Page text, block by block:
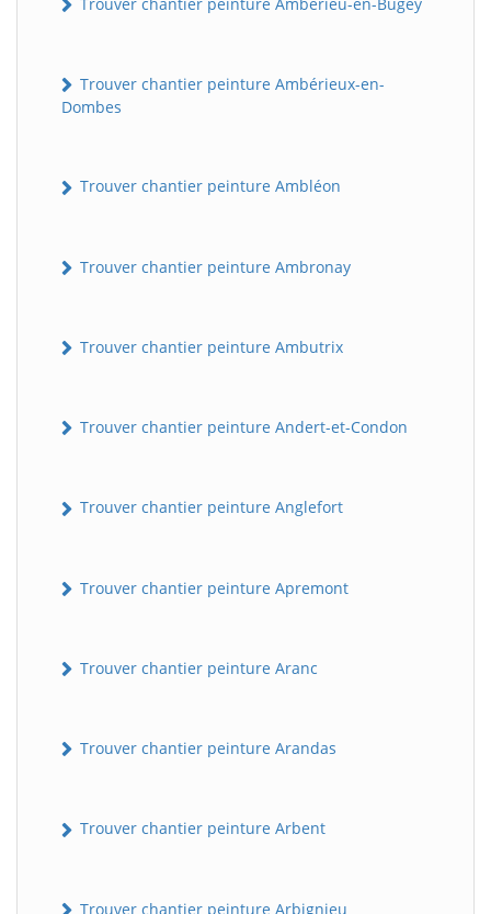
Trouver chantier peinture Ambérieux-en-
Dombes
Trouver chantier peinture Ambléon
Trouver chantier peinture Ambronay
Trouver chantier peinture Ambutrix
Trouver chantier peinture Andert-et-Condon
Trouver chantier peinture Anglefort
Trouver chantier peinture Apremont
Trouver chantier peinture Aranc
Trouver chantier peinture Arandas
Trouver chantier peinture Arbent
Trouver chantier peinture Arbignieu